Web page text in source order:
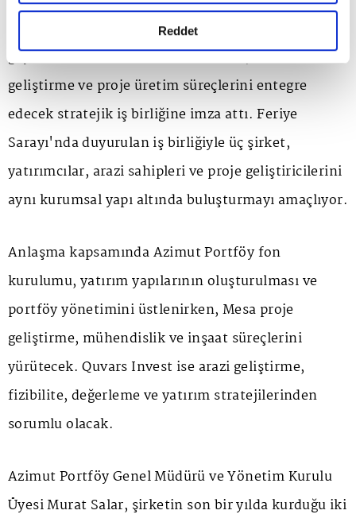
gerçekleştirilen veri işleme faaliyetleri ile ilgili daha
detaylı bilgi almak için lütfentıklayınız.
Reddet
Azimut Portföy, Mesa ve Quvars Invest,
gayrimenkul sektöründe finansman, arazi
geliştirme ve proje üretim süreçlerini entegre
edecek stratejik iş birliğine imza attı. Feriye
Sarayı'nda duyurulan iş birliğiyle üç şirket,
yatırımcılar, arazi sahipleri ve proje geliştiricilerini
aynı kurumsal yapı altında buluşturmayı amaçlıyor.
Anlaşma kapsamında Azimut Portföy fon
kurulumu, yatırım yapılarının oluşturulması ve
portföy yönetimini üstlenirken, Mesa proje
geliştirme, mühendislik ve inşaat süreçlerini
yürütecek. Quvars Invest ise arazi geliştirme,
fizibilite, değerleme ve yatırım stratejilerinden
sorumlu olacak.
Azimut Portföy Genel Müdürü ve Yönetim Kurulu
Üyesi Murat Salar, şirketin son bir yılda kurduğu iki